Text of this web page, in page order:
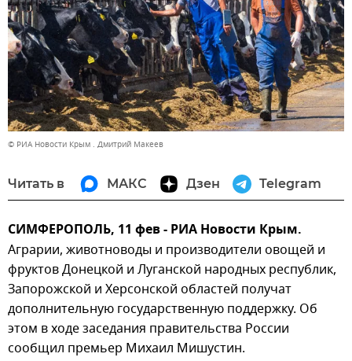
© РИА Новости Крым . Дмитрий Макеев
Читать в МАКС Дзен Telegram
СИМФЕРОПОЛЬ, 11 фев - РИА Новости Крым.
Аграрии, животноводы и производители овощей и
фруктов Донецкой и Луганской народных республик,
Запорожской и Херсонской областей получат
дополнительную государственную поддержку. Об
этом в ходе заседания правительства России
сообщил премьер Михаил Мишустин.